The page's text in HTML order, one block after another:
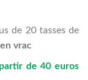
de 20 tasses de
vrac
de 40 euros